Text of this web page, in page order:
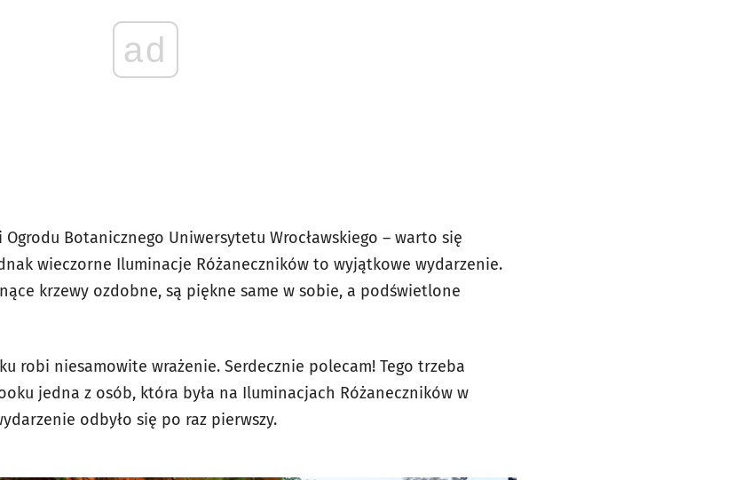
ad
Ogrodu Botanicznego Uniwersytetu Wrocławskiego – warto się
wieczorne Iluminacje Różaneczników to wyjątkowe wydarzenie.
krzewy ozdobne, są piękne same w sobie, a podświetlone
robi niesamowite wrażenie. Serdecznie polecam! Tego trzeba
jedna z osób, która była na Iluminacjach Różaneczników w
odbyło się po raz pierwszy.